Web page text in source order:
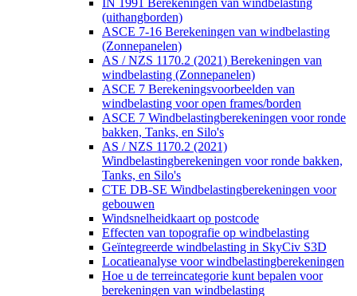
IN 1991 Berekeningen van windbelasting
(uithangborden)
ASCE 7-16 Berekeningen van windbelasting
(Zonnepanelen)
AS / NZS 1170.2 (2021) Berekeningen van
windbelasting (Zonnepanelen)
ASCE 7 Berekeningsvoorbeelden van
windbelasting voor open frames/borden
ASCE 7 Windbelastingberekeningen voor ronde
bakken, Tanks, en Silo's
AS / NZS 1170.2 (2021)
Windbelastingberekeningen voor ronde bakken,
Tanks, en Silo's
CTE DB-SE Windbelastingberekeningen voor
gebouwen
Windsnelheidkaart op postcode
Effecten van topografie op windbelasting
Geïntegreerde windbelasting in SkyCiv S3D
Locatieanalyse voor windbelastingberekeningen
Hoe u de terreincategorie kunt bepalen voor
berekeningen van windbelasting